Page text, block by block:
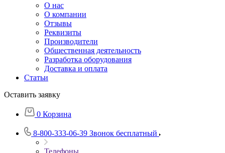
О нас
О компании
Отзывы
Реквизиты
Производители
Общественная деятельность
Разработка оборудования
Доставка и оплата
Статьи
Оставить заявку
0 Корзина
8-800-333-06-39 Звонок бесплатный
Телефоны